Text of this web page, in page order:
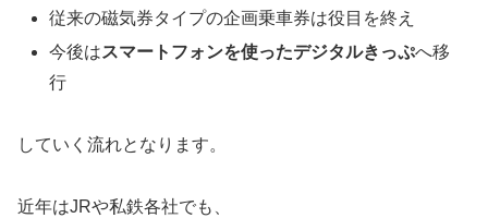
従来の磁気券タイプの企画乗車券は役目を終え
今後はスマートフォンを使ったデジタルきっぷへ移
行
していく流れとなります。
近年はJRや私鉄各社でも、